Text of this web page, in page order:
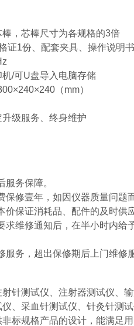
，芯棒尺寸为各规格的3倍
证1份、配套夹具、操作说明
/可U盘导入电脑存储
（mm）
级服务、终身维护
服务保障。
保修壹年，如因仪器质量问题
价保证消耗品、配件的及时供应
求维修通知后，在半小时内
服务，超出保修期后上门维修
针测试仪、注射器测试仪、
、采血针测试仪、针灸针测
标规格产品的设计，能满足用